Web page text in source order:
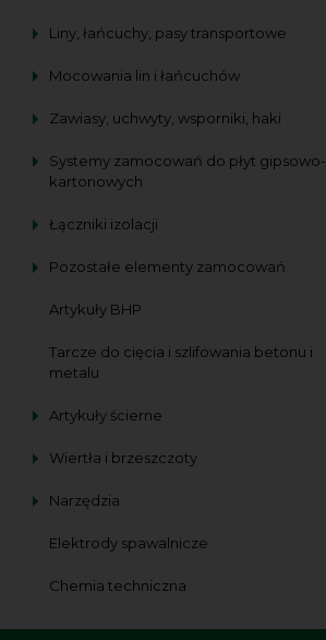
Liny, łańcuchy, pasy transportowe
Mocowania lin i łańcuchów
Zawiasy, uchwyty, wsporniki, haki
Systemy zamocowań do płyt gipsowo-
kartonowych
Łączniki izolacji
Pozostałe elementy zamocowań
Artykuły BHP
Tarcze do cięcia i szlifowania betonu i
metalu
Artykuły ścierne
Wiertła i brzeszczoty
Narzędzia
Elektrody spawalnicze
Chemia techniczna